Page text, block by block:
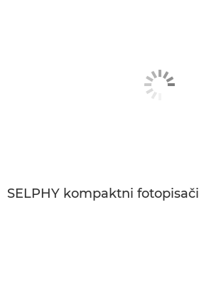
SELPHY kompaktni fotopisači